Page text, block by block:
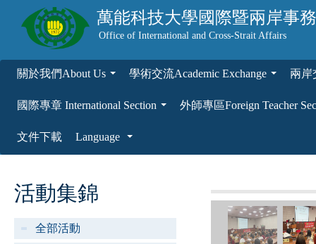
萬能科技大學國際暨兩岸事
Office of International and Cross-Strait Affairs
關於我們About Us 學術交流Academic Exchange 兩岸
國際專章 International Section 外師專區Foreign Teacher
文件下載 Language
活動集錦
全部活動